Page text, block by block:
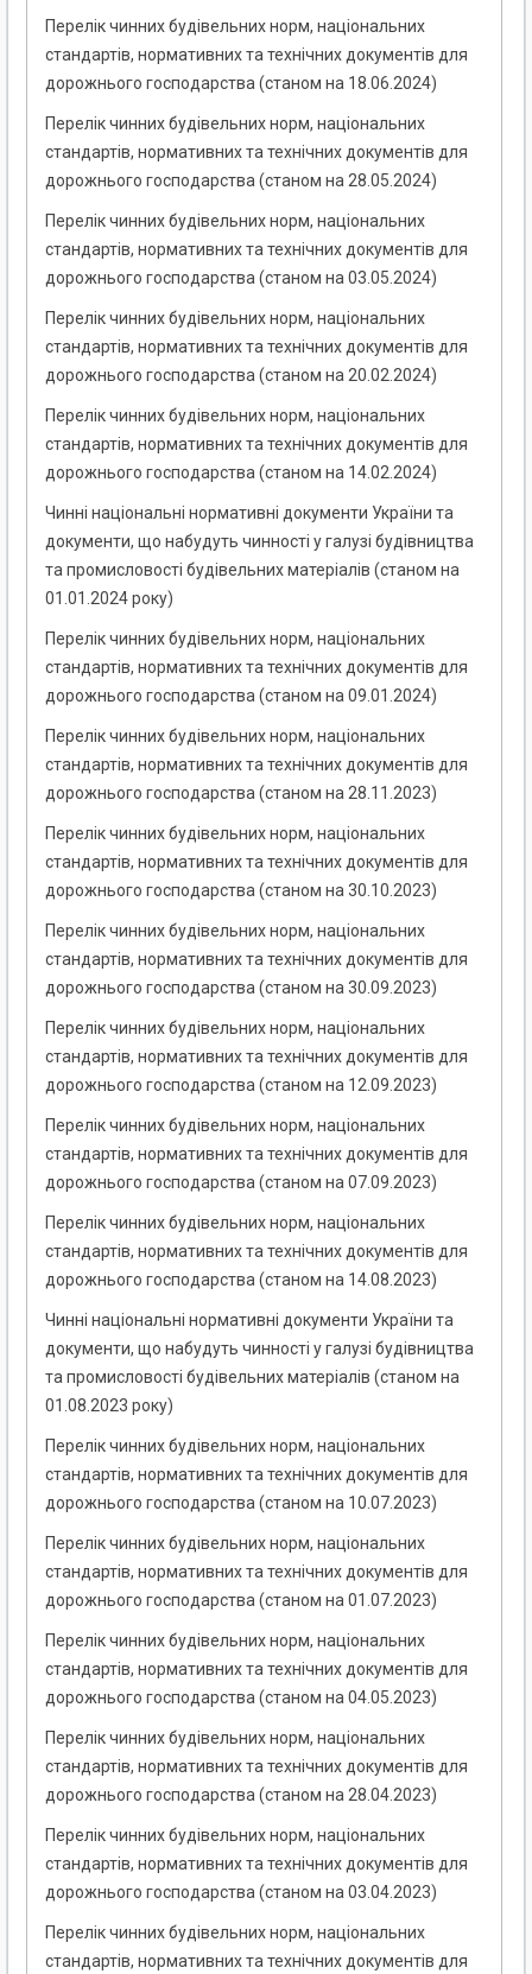
Перелік чинних будівельних норм, національних
стандартів, нормативних та технічних документів для
дорожнього господарства (станом на 18.06.2024)
Перелік чинних будівельних норм, національних
стандартів, нормативних та технічних документів для
дорожнього господарства (станом на 28.05.2024)
Перелік чинних будівельних норм, національних
стандартів, нормативних та технічних документів для
дорожнього господарства (станом на 03.05.2024)
Перелік чинних будівельних норм, національних
стандартів, нормативних та технічних документів для
дорожнього господарства (станом на 20.02.2024)
Перелік чинних будівельних норм, національних
стандартів, нормативних та технічних документів для
дорожнього господарства (станом на 14.02.2024)
Чинні національні нормативні документи України та
документи, що набудуть чинності у галузі будівництва
та промисловості будівельних матеріалів (станом на
01.01.2024 року)
Перелік чинних будівельних норм, національних
стандартів, нормативних та технічних документів для
дорожнього господарства (станом на 09.01.2024)
Перелік чинних будівельних норм, національних
стандартів, нормативних та технічних документів для
дорожнього господарства (станом на 28.11.2023)
Перелік чинних будівельних норм, національних
стандартів, нормативних та технічних документів для
дорожнього господарства (станом на 30.10.2023)
Перелік чинних будівельних норм, національних
стандартів, нормативних та технічних документів для
дорожнього господарства (станом на 30.09.2023)
Перелік чинних будівельних норм, національних
стандартів, нормативних та технічних документів для
дорожнього господарства (станом на 12.09.2023)
Перелік чинних будівельних норм, національних
стандартів, нормативних та технічних документів для
дорожнього господарства (станом на 07.09.2023)
Перелік чинних будівельних норм, національних
стандартів, нормативних та технічних документів для
дорожнього господарства (станом на 14.08.2023)
Чинні національні нормативні документи України та
документи, що набудуть чинності у галузі будівництва
та промисловості будівельних матеріалів (станом на
01.08.2023 року)
Перелік чинних будівельних норм, національних
стандартів, нормативних та технічних документів для
дорожнього господарства (станом на 10.07.2023)
Перелік чинних будівельних норм, національних
стандартів, нормативних та технічних документів для
дорожнього господарства (станом на 01.07.2023)
Перелік чинних будівельних норм, національних
стандартів, нормативних та технічних документів для
дорожнього господарства (станом на 04.05.2023)
Перелік чинних будівельних норм, національних
стандартів, нормативних та технічних документів для
дорожнього господарства (станом на 28.04.2023)
Перелік чинних будівельних норм, національних
стандартів, нормативних та технічних документів для
дорожнього господарства (станом на 03.04.2023)
Перелік чинних будівельних норм, національних
стандартів, нормативних та технічних документів для